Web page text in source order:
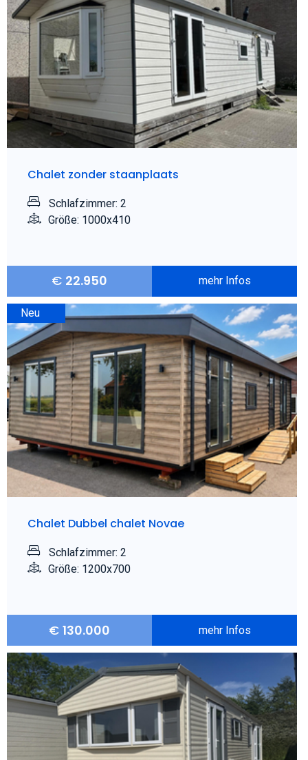
Chalet zonder staanplaats
Schlafzimmer: 2
Größe: 1000x410
€ 22.950 mehr Infos
Neu
Chalet Dubbel chalet Novae
Schlafzimmer: 2
Größe: 1200x700
€ 130.000 mehr Infos